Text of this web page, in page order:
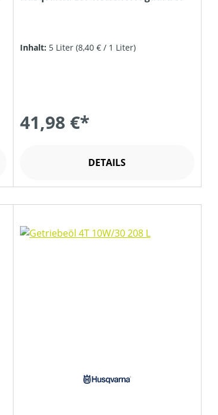
Inhalt: 5 Liter (8,40 € / 1 Liter)
41,98 €*
DETAILS